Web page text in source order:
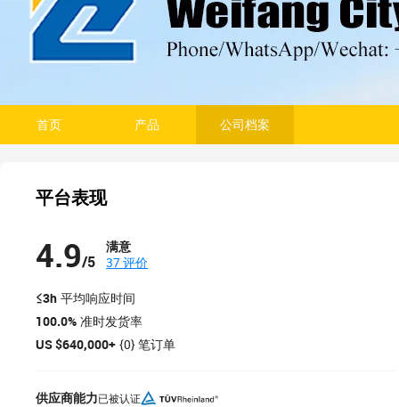
首页 产品 公司档案
平台表现
4.9/5
满意
37 评价
≤3h 平均响应时间
100.0% 准时发货率
US $640,000+ {0} 笔订单
供应商能力已被认证